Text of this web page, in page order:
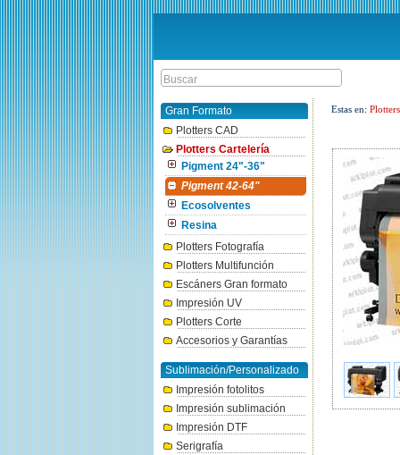
Gran Formato
Plotters CAD
Plotters Cartelería
Pigment 24"-36"
Pigment 42-64"
Ecosolventes
Resina
Plotters Fotografía
Plotters Multifunción
Escáners Gran formato
Impresión UV
Plotters Corte
Accesorios y Garantías
Sublimación/Personalizado
Impresión fotolitos
Impresión sublimación
Impresión DTF
Serigrafía
Estas en: